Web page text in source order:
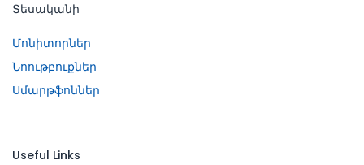
Տեսականի
Մոնիտորներ
Նոութբուքներ
Սմարթֆոններ
Useful Links